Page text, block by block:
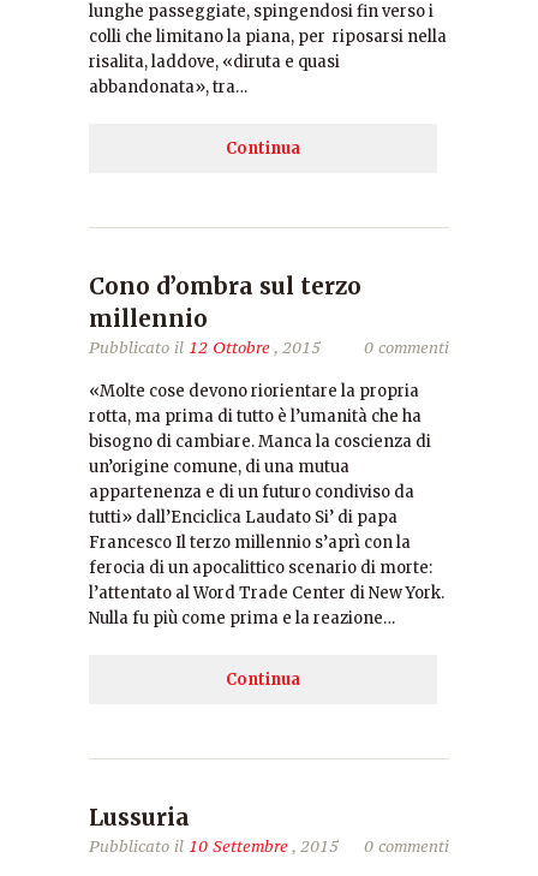
lunghe passeggiate, spingendosi fin verso i
colli che limitano la piana, per riposarsi nella
risalita, laddove, «diruta e quasi
abbandonata», tra…
Continua
Cono d’ombra sul terzo
millennio
Pubblicato il 12 Ottobre, 2015 0 commenti
«Molte cose devono riorientare la propria
rotta, ma prima di tutto è l’umanità che ha
bisogno di cambiare. Manca la coscienza di
un’origine comune, di una mutua
appartenenza e di un futuro condiviso da
tutti» dall’Enciclica Laudato Si’ di papa
Francesco Il terzo millennio s’aprì con la
ferocia di un apocalittico scenario di morte:
l’attentato al Word Trade Center di New York.
Nulla fu più come prima e la reazione…
Continua
Lussuria
Pubblicato il 10 Settembre, 2015 0 commenti